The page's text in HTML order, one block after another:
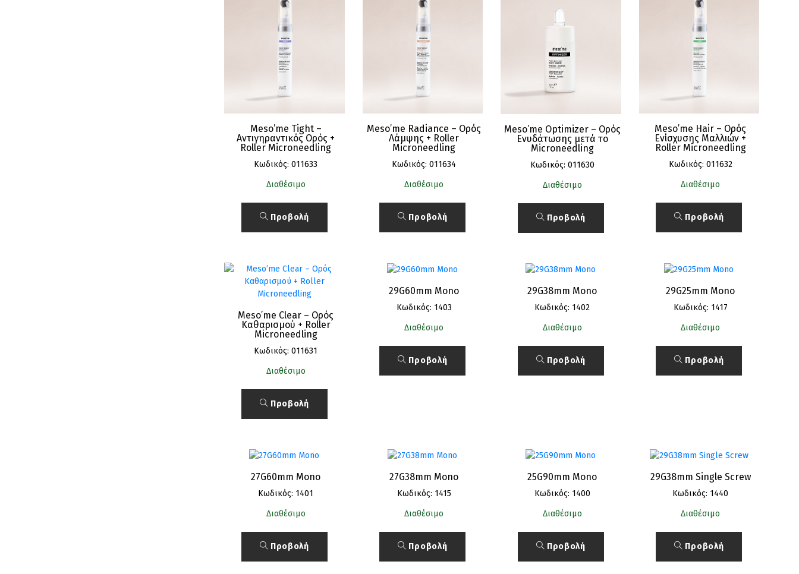
Meso’me Tight –
Αντιγηραντικός Ορός +
Roller Microneedling
Κωδικός: 011633
Διαθέσιμο
Προβολή
Meso’me Radiance – Ορός
Λάμψης + Roller
Microneedling
Κωδικός: 011634
Διαθέσιμο
Προβολή
Meso’me Optimizer – Ορός
Ενυδάτωσης μετά το
Microneedling
Κωδικός: 011630
Διαθέσιμο
Προβολή
Meso’me Hair – Ορός
Ενίσχυσης Μαλλιών +
Roller Microneedling
Κωδικός: 011632
Διαθέσιμο
Προβολή
Meso’me Clear – Ορός
Καθαρισμού + Roller
Microneedling
Κωδικός: 011631
Διαθέσιμο
Προβολή
29G60mm Mono
Κωδικός: 1403
Διαθέσιμο
Προβολή
29G38mm Mono
Κωδικός: 1402
Διαθέσιμο
Προβολή
29G25mm Mono
Κωδικός: 1417
Διαθέσιμο
Προβολή
27G60mm Mono
Κωδικός: 1401
Διαθέσιμο
Προβολή
27G38mm Mono
Κωδικός: 1415
Διαθέσιμο
Προβολή
25G90mm Mono
Κωδικός: 1400
Διαθέσιμο
Προβολή
29G38mm Single Screw
Κωδικός: 1440
Διαθέσιμο
Προβολή